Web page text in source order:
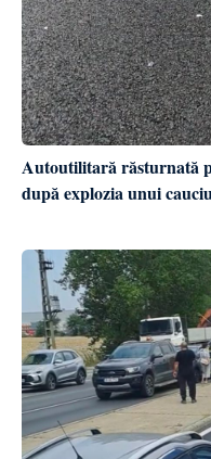
Autoutilitară răsturnată
după explozia unui